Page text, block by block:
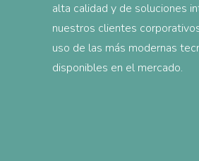
alta calidad y de soluciones
nuestros clientes
uso de las más modernas
disponibles en el mercado.